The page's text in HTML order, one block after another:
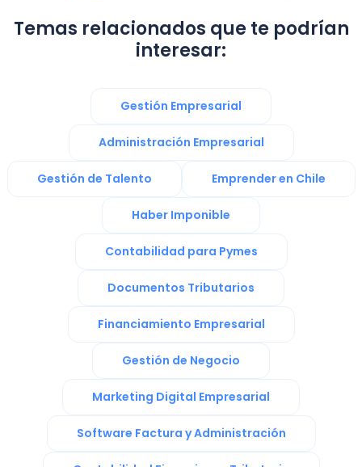
Temas relacionados que te podrían
interesar:
Gestión Empresarial
Administración Empresarial
Gestión de Talento Emprender en Chile
Haber Imponible
Contabilidad para Pymes
Documentos Tributarios
Financiamiento Empresarial
Gestión de Negocio
Marketing Digital Empresarial
Software Factura y Administración